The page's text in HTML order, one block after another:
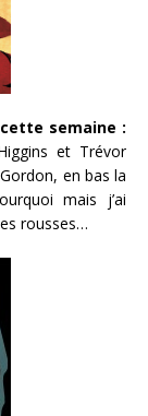
semaine :
et Trévor
en bas la
mais j’ai
rousses…